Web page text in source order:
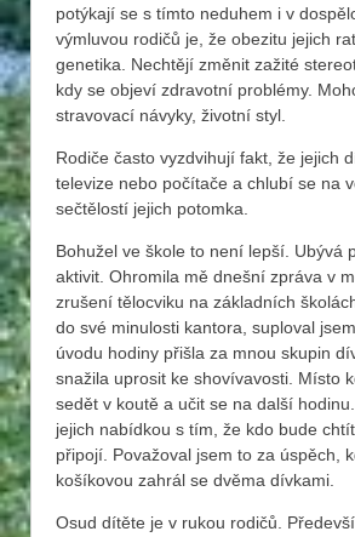
potýkají se s tímto neduhem i v
výmluvou rodičů je, že obezitu jejich
genetika. Nechtějí změnit zažité
kdy se objeví zdravotní problémy.
stravovací návyky, životní styl.
Rodiče často vyzdvihují fakt, že jejich
televize nebo počítače a chlubí se na
sečtělostí jejich potomka.
Bohužel ve škole to není lepší. Ubývá
aktivit. Ohromila mě dnešní zpráva v
zrušení tělocviku na základních
do své minulosti kantora, suploval
úvodu hodiny přišla za mnou skupin
snažila uprosit ke shovívavosti. Místo
sedět v koutě a učit se na další
jejich nabídkou s tím, že kdo bude
připojí. Považoval jsem to za úspěch,
košíkovou zahrál se dvěma dívkami.
Osud dítěte je v rukou rodičů.